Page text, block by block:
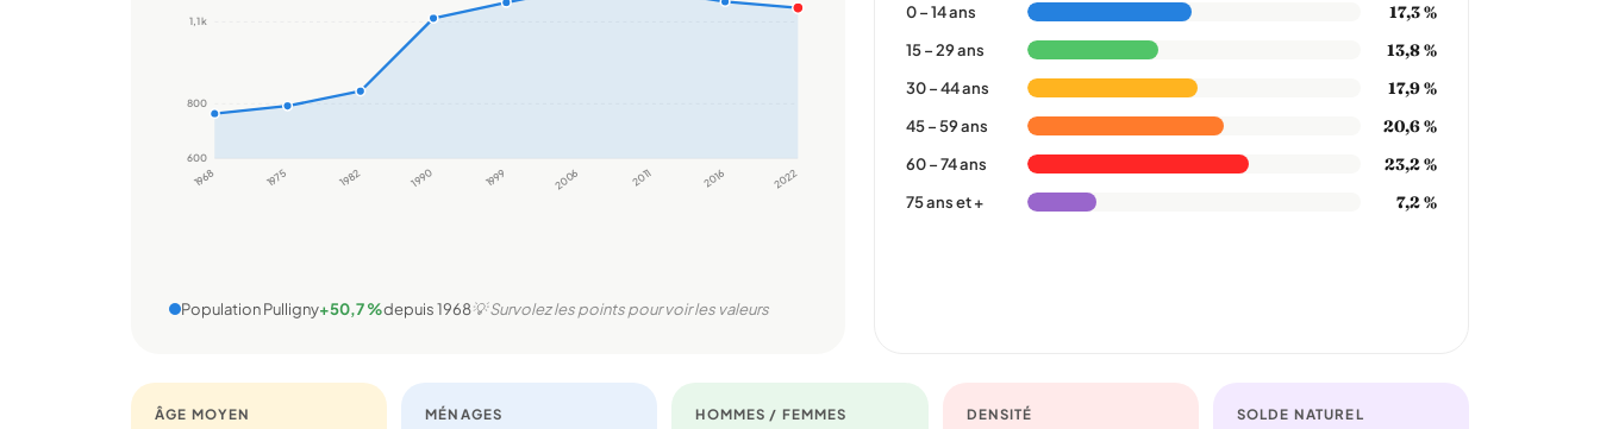
600
800
1,1 k
1968 1975 1982 1990 1999 2006 2011 2016 2022
Population Pulligny+50,7 %depuis 1968💡 Survolez les points pour voir les valeurs
0 – 14 ans 17,3 %
15 – 29 ans 13,8 %
30 – 44 ans 17,9 %
45 – 59 ans 20,6 %
60 – 74 ans 23,2 %
75 ans et + 7,2 %
ÂGE MOYEN MÉNAGES HOMMES / FEMMES DENSITÉ SOLDE NATUREL